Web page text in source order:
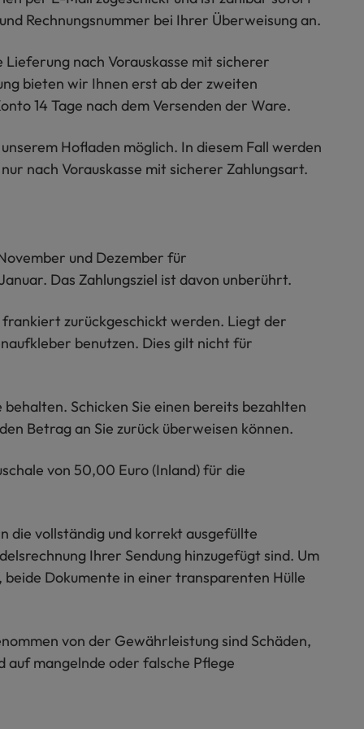
Rechnungsnummer bei Ihrer Überweisung an.
nach Vorauskasse mit sicherer
bieten wir Ihnen erst ab der zweiten
14 Tage nach dem Versenden der Ware.
Hofladen möglich. In diesem Fall werden
nach Vorauskasse mit sicherer Zahlungsart.
und Dezember für
Das Zahlungsziel ist davon unberührt.
zurückgeschickt werden. Liegt der
benutzen. Dies gilt nicht für
Schicken Sie einen bereits bezahlten
Betrag an Sie zurück überweisen können.
von 50,00 Euro (Inland) für die
die vollständig und korrekt ausgefüllte
Ihrer Sendung hinzugefügt sind. Um
Dokumente in einer transparenten Hülle
von der Gewährleistung sind Schäden,
auf mangelnde oder falsche Pflege